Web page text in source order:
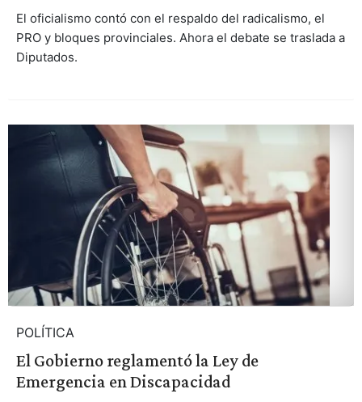
El oficialismo contó con el respaldo del radicalismo, el
PRO y bloques provinciales. Ahora el debate se traslada a
Diputados.
POLÍTICA
El Gobierno reglamentó la Ley de
Emergencia en Discapacidad